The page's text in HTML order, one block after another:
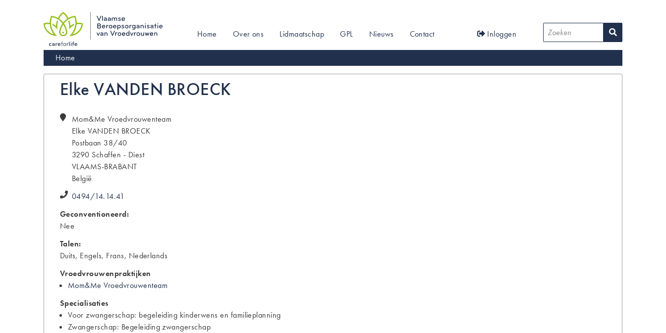
Main
navigation
Home Over ons Lidmaatschap GPL Nieuws Contact
User
account
menu
Inloggen
Kruimelpad
Home
Elke VANDEN BROECK
Mom&Me Vroedvrouwenteam
Elke VANDEN BROECK
Postbaan 38/40
3290 Schaffen - Diest
VLAAMS-BRABANT
België
0494/14.14.41
Geconventioneerd:
Nee
Talen:
Duits, Engels, Frans, Nederlands
Vroedvrouwenpraktijken
Mom&Me Vroedvrouwenteam
Specialisaties
Voor zwangerschap: begeleiding kinderwens en familieplanning
Zwangerschap: Begeleiding zwangerschap